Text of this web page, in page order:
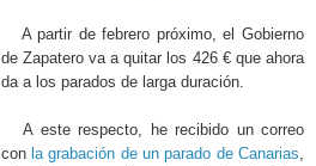
A partir de febrero próximo, el Gobierno
de Zapatero va a quitar los 426 € que ahora
da a los parados de larga duración.
A este respecto, he recibido un correo
con la grabación de un parado de Canarias